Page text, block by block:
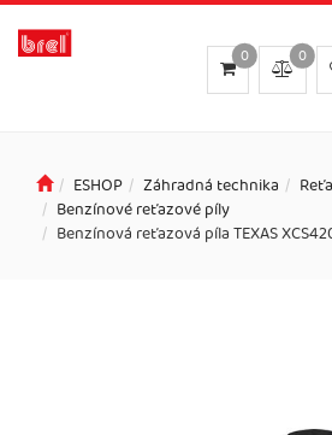
0
0
ESHOP Záhradná technika
Benzínové reťazové píly
Benzínová reťazová píla TEXAS